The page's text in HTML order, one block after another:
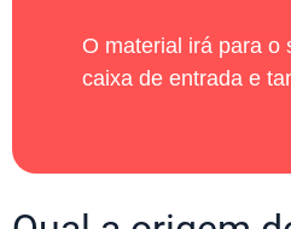
O material irá para o
caixa de entrada e